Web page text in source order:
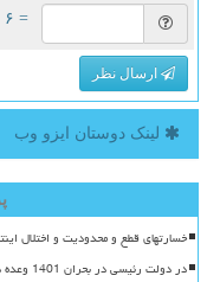
= ۶ بعلاوه ۴
ارسال نظر
لینک دوستان ایزو وب
خسارتهای قطع و محدودیت و اختلال
در دولت رئیسی در بحران 1401 وعده دادند اینترنت به طور موقت قطع می شود اما ماندگار شد